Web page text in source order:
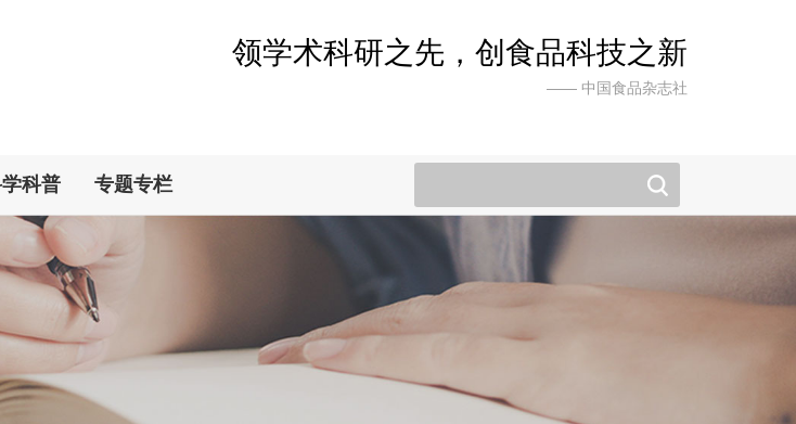
领学术科研之先，创食品科技之新
—— 中国食品杂志社
科普 专题专栏